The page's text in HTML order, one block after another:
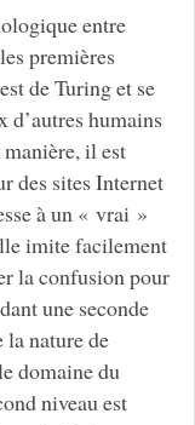
entre
premières
de Turing et se
d’autres humains
il est
des sites Internet
à un « vrai »
imite facilement
la confusion pour
une seconde
nature de
domaine du
niveau est